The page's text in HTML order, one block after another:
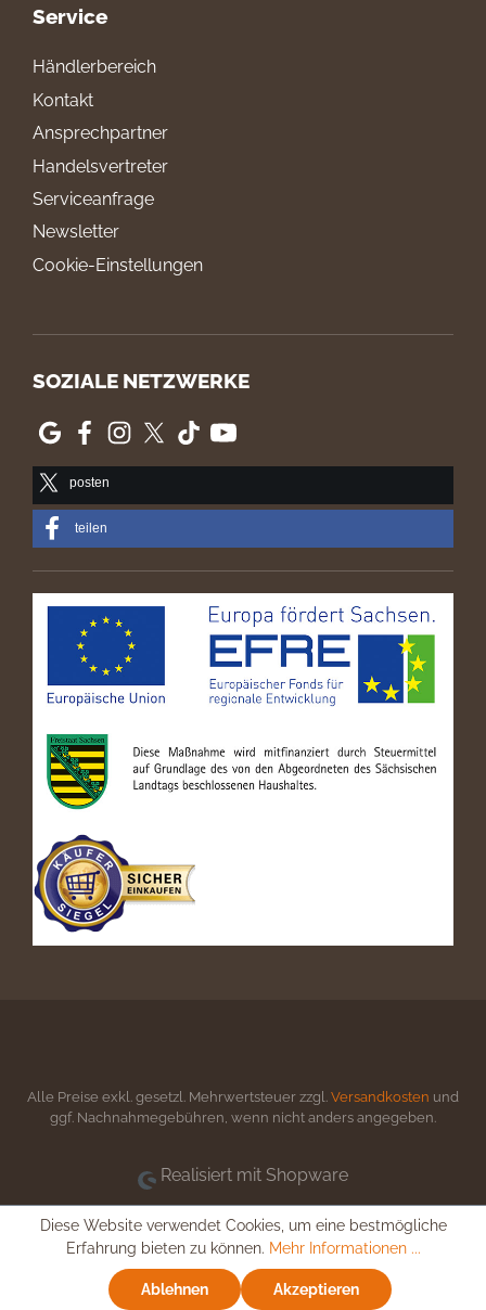
Service
Händlerbereich
Kontakt
Ansprechpartner
Handelsvertreter
Serviceanfrage
Newsletter
Cookie-Einstellungen
SOZIALE NETZWERKE
posten
teilen
Alle Preise exkl. gesetzl. Mehrwertsteuer zzgl. Versandkosten und
ggf. Nachnahmegebühren, wenn nicht anders angegeben.
Realisiert mit Shopware
Diese Website verwendet Cookies, um eine bestmögliche
Erfahrung bieten zu können. Mehr Informationen ...
Ablehnen Akzeptieren